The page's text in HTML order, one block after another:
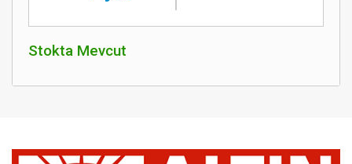
Stokta Mevcut